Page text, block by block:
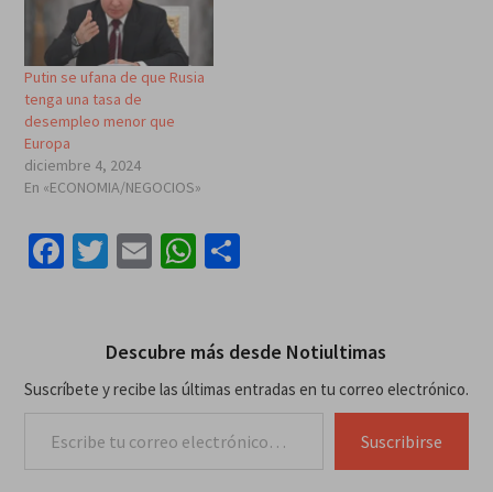
Putin se ufana de que Rusia
tenga una tasa de
desempleo menor que
Europa
diciembre 4, 2024
En «ECONOMIA/NEGOCIOS»
Facebook
Twitter
EmailWhatsApp
Compartir
Descubre más desde Notiultimas
Suscríbete y recibe las últimas entradas en tu correo electrónico.
Suscribirse